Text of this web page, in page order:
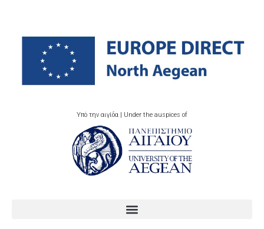
Υπό την αιγίδα | Under the auspices of